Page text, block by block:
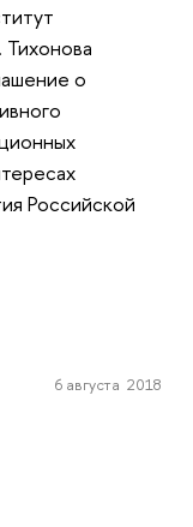
о
Российской
6 августа 2018